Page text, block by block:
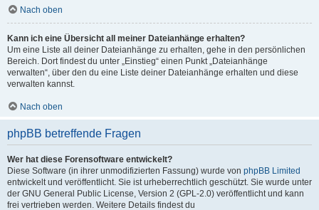
Nach oben
Kann ich eine Übersicht all meiner Dateianhänge erhalten?
Um eine Liste all deiner Dateianhänge zu erhalten, gehe in den persönlichen
Bereich. Dort findest du unter „Einstieg“ einen Punkt „Dateianhänge
verwalten“, über den du eine Liste deiner Dateianhänge erhalten und diese
verwalten kannst.
Nach oben
phpBB betreffende Fragen
Wer hat diese Forensoftware entwickelt?
Diese Software (in ihrer unmodifizierten Fassung) wurde von phpBB Limited
entwickelt und veröffentlicht. Sie ist urheberrechtlich geschützt. Sie wurde unter
der GNU General Public License, Version 2 (GPL-2.0) veröffentlicht und kann
frei vertrieben werden. Weitere Details findest du